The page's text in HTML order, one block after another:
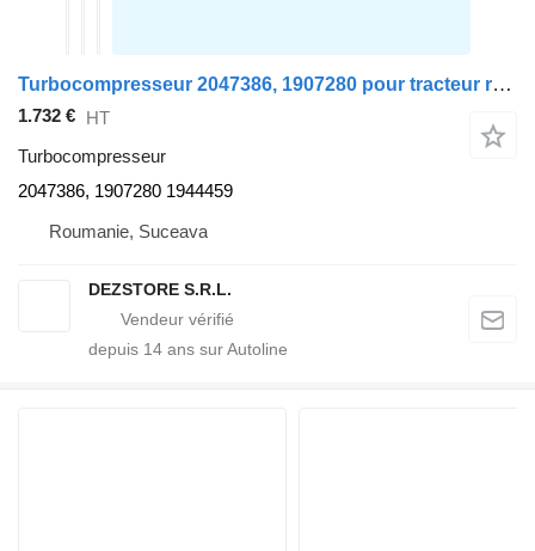
Turbocompresseur 2047386, 1907280 pour tracteur routier DAF XF
1.732 € HT
Turbocompresseur
2047386, 1907280 1944459
Roumanie, Suceava
DEZSTORE S.R.L.
depuis 14 ans sur Autoline